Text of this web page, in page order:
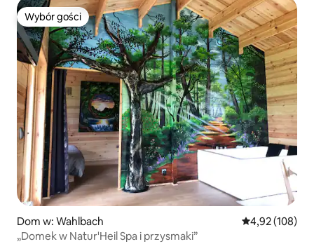
Wybór gości
Wybór gości
Dom w: Wahlbach Średnia
4,92 (108)
„Domek w Natur'Heil Spa i przysmaki”